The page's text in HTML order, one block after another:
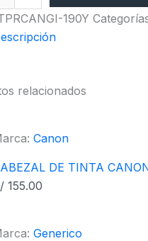
190Y
relacionados
Canon
DE TINTA
155.00
Generico